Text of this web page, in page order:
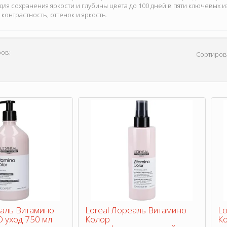
сохранения яркости и глубины цвета до 100 дней в пяти ключевых
оттенок и яркость.
Витамино
750 мл
Loreal Лореаль Витамино
Колор